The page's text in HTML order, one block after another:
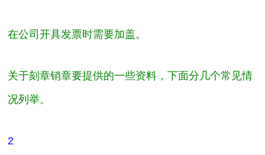
在公司开具发票时需要加盖。
关于刻章销章要提供的一些资料，下面分几个常见情
况列举。
2